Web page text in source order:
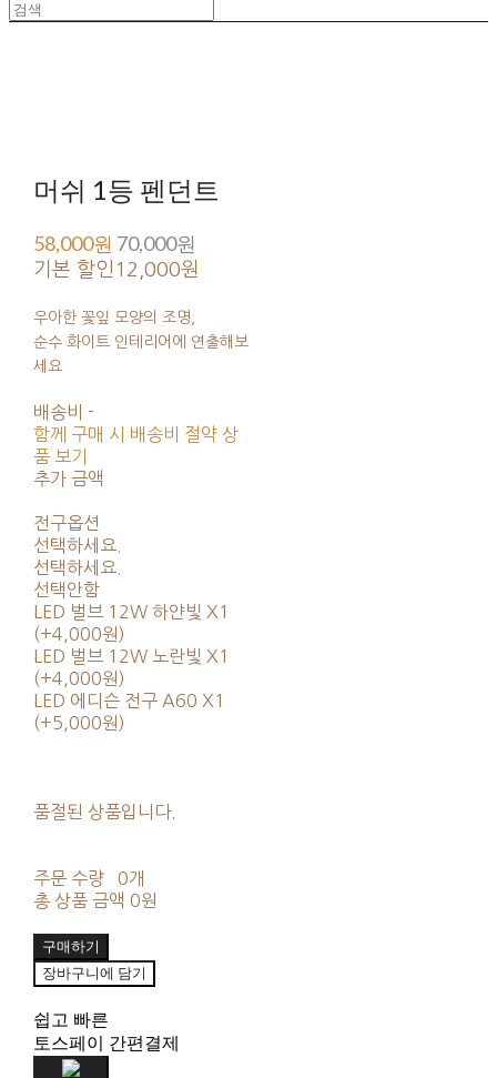
머쉬 1등 펜던트
58,000원 70,000원
기본 할인 12,000원
우아한 꽃잎 모양의 조명,
순수 화이트 인테리어에 연출해보
세요
배송비 -
함께 구매 시 배송비 절약 상
품 보기
추가 금액
전구옵션
선택하세요.
선택하세요.
선택안함
LED 벌브 12W 하얀빛 X1
(+4,000원)
LED 벌브 12W 노란빛 X1
(+4,000원)
LED 에디슨 전구 A60 X1
(+5,000원)
품절된 상품입니다.
주문 수량
0개
총 상품 금액 0원
구매하기
장바구니에 담기
쉽고 빠른
토스페이 간편결제